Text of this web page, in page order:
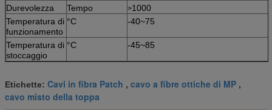
Durevolezza
Tempo >1000
Temperatura di
funzionamento
°C -40~75
Temperatura di
stoccaggio
°C -45~85
Etichette: Cavi in fibra Patch , cavo a fibre ottiche di MP ,
cavo misto della toppa